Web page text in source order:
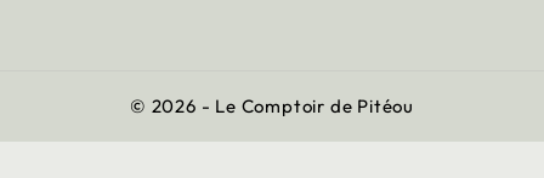
© 2026 - Le Comptoir de Pitéou